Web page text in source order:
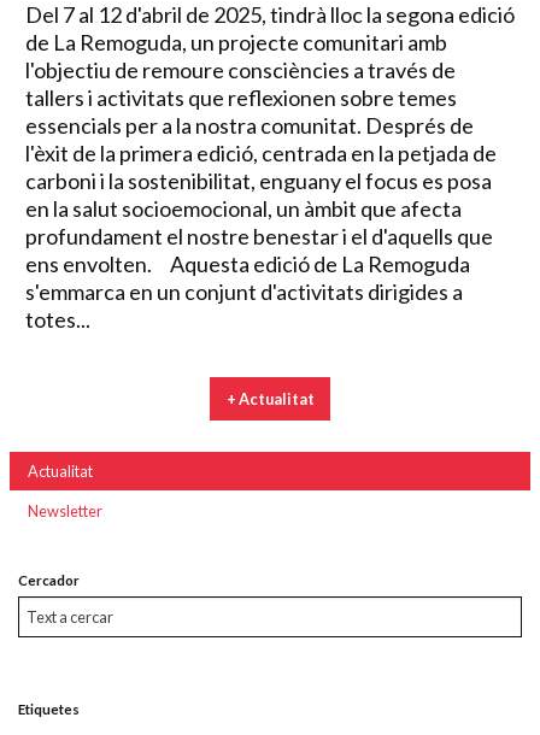
Del 7 al 12 d'abril de 2025, tindrà lloc la segona edició
de La Remoguda, un projecte comunitari amb
l'objectiu de remoure consciències a través de
tallers i activitats que reflexionen sobre temes
essencials per a la nostra comunitat. Després de
l'èxit de la primera edició, centrada en la petjada de
carboni i la sostenibilitat, enguany el focus es posa
en la salut socioemocional, un àmbit que afecta
profundament el nostre benestar i el d'aquells que
ens envolten. Aquesta edició de La Remoguda
s'emmarca en un conjunt d'activitats dirigides a
totes...
+ Actualitat
Actualitat
Newsletter
Cercador
Etiquetes